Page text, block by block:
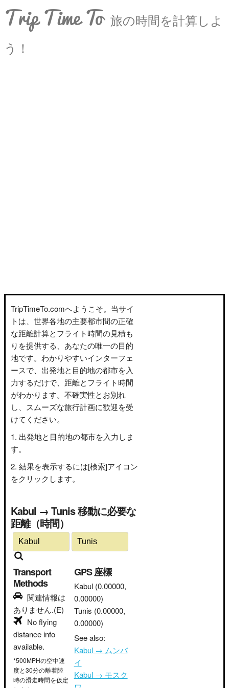
Trip Time To 旅の時間を計算しよ
う！
TripTimeTo.comへようこそ。当サイ
トは、世界各地の主要都市間の正確
な距離計算とフライト時間の見積も
りを提供する、あなたの唯一の目的
地です。わかりやすいインターフェ
ースで、出発地と目的地の都市を入
力するだけで、距離とフライト時間
がわかります。不確実性とお別れ
し、スムーズな旅行計画に歓迎を受
けてください。
出発地と目的地の都市を入力しま
す。
結果を表示するには[検索]アイコン
をクリックします。
Kabul → Tunis 移動に必要な
距離（時間）
Transport
Methods
関連情報は
ありません.(E)
No flying
distance info
available.
*500MPHの空中速
度と30分の離着陸
時の滑走時間を仮定
GPS 座標
Kabul (0.00000,
0.00000)
Tunis (0.00000,
0.00000)
See also:
Kabul → ムンバ
イ
Kabul → モスク